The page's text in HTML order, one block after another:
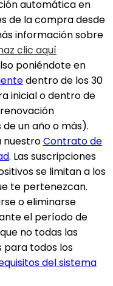
automática en
de la compra desde
información sobre
clic aquí
poniéndote en
dentro de los 30
inicial o dentro de
un año o más).
nuestroContrato de
. Las suscripciones
se limitan a los
te pertenezcan.
o eliminarse
el período de
no todas las
para todos los
del sistema